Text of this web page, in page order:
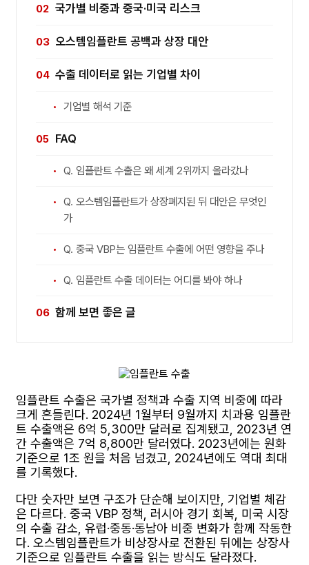
국가별 비중과 중국·미국 리스크
오스템임플란트 공백과 상장 대안
수출 데이터로 읽는 기업별 차이
기업별 해석 기준
FAQ
Q. 임플란트 수출은 왜 세계 2위까지 올라갔나
Q. 오스템임플란트가 상장폐지된 뒤 대안은 무엇인
가
Q. 중국 VBP는 임플란트 수출에 어떤 영향을 주나
Q. 임플란트 수출 데이터는 어디를 봐야 하나
함께 보면 좋은 글
임플란트 수출은 국가별 정책과 수출 지역 비중에 따라
크게 흔들린다. 2024년 1월부터 9월까지 치과용 임플란
트 수출액은 6억 5,300만 달러로 집계됐고, 2023년 연
간 수출액은 7억 8,800만 달러였다. 2023년에는 원화
기준으로 1조 원을 처음 넘겼고, 2024년에도 역대 최대
를 기록했다.
다만 숫자만 보면 구조가 단순해 보이지만, 기업별 체감
은 다르다. 중국 VBP 정책, 러시아 경기 회복, 미국 시장
의 수출 감소, 유럽·중동·동남아 비중 변화가 함께 작동한
다. 오스템임플란트가 비상장사로 전환된 뒤에는 상장사
기준으로 임플란트 수출을 읽는 방식도 달라졌다.